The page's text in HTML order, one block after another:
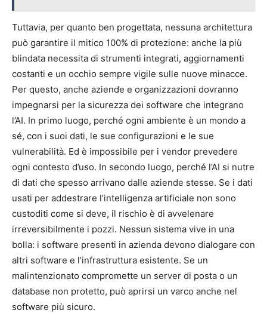
Tuttavia, per quanto ben progettata, nessuna architettura
può garantire il mitico 100% di protezione: anche la più
blindata necessita di strumenti integrati, aggiornamenti
costanti e un occhio sempre vigile sulle nuove minacce.
Per questo, anche aziende e organizzazioni dovranno
impegnarsi per la sicurezza dei software che integrano
l’AI. In primo luogo, perché ogni ambiente è un mondo a
sé, con i suoi dati, le sue configurazioni e le sue
vulnerabilità. Ed è impossibile per i vendor prevedere
ogni contesto d’uso. In secondo luogo, perché l’AI si nutre
di dati che spesso arrivano dalle aziende stesse. Se i dati
usati per addestrare l’intelligenza artificiale non sono
custoditi come si deve, il rischio è di avvelenare
irreversibilmente i pozzi. Nessun sistema vive in una
bolla: i software presenti in azienda devono dialogare con
altri software e l’infrastruttura esistente. Se un
malintenzionato compromette un server di posta o un
database non protetto, può aprirsi un varco anche nel
software più sicuro.